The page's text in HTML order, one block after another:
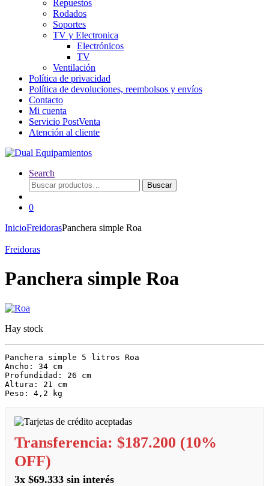
Repuestos
Rodados
Soportes
TV y Electronica
Electrónicos
TV
Ventilación
Política de privacidad
Política de devoluciones, reembolsos y envíos
Contacto
Mi cuenta
Servicio PostVenta
Atención al cliente
Search
Buscar
por:
Buscar
0
InicioFreidorasPanchera simple Roa
Freidoras
Panchera simple Roa
Hay stock
Panchera simple 5 litros Roa
Ancho: 34 cm
Profundidad: 26 cm
Altura: 21 cm
Peso: 4,2 kg
Transferencia: $187.200 (10%
OFF)
3x $69.333 sin interés